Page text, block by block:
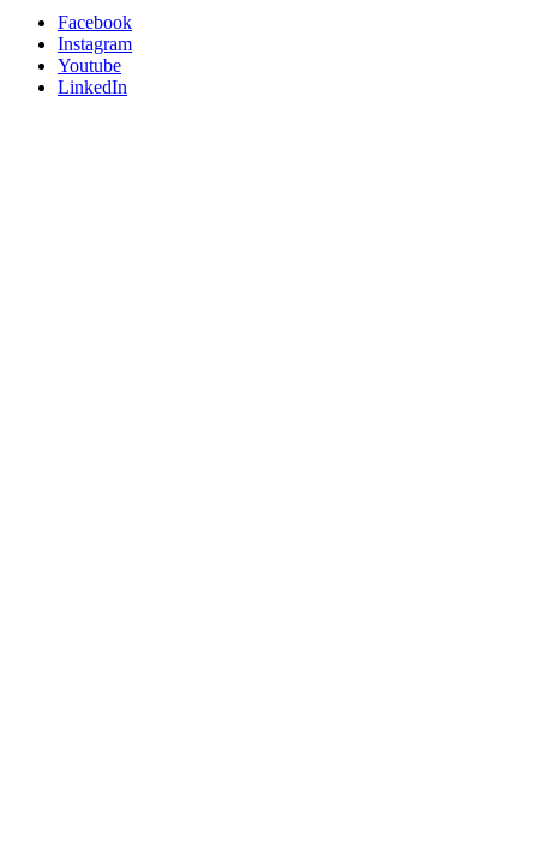
Facebook
Instagram
Youtube
LinkedIn